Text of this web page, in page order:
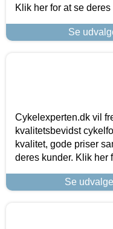
Klik her for at se
Se
Cykelexperten.dk vil
kvalitetsbevidst
kvalitet, gode priser
deres kunder. Klik her
Se